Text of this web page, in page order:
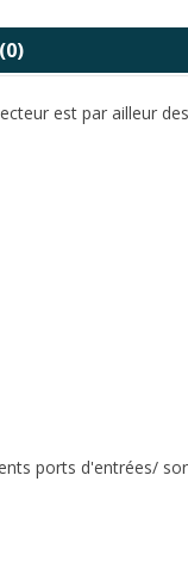
(0)
est par ailleur
ports d'entrées/